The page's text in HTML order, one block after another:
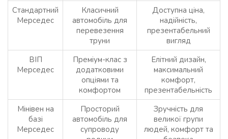
Стандартний
Мерседес
Класичний
автомобіль для
перевезення
труни
Доступна ціна,
надійність,
презентабельний
вигляд
ВІП
Мерседес
Преміум-клас з
додатковими
опціями та
комфортом
Елітний дизайн,
максимальний
комфорт,
презентабельність
Мінівен на
базі
Мерседес
Просторий
автомобіль для
супроводу
Зручність для
великої групи
людей, комфорт та